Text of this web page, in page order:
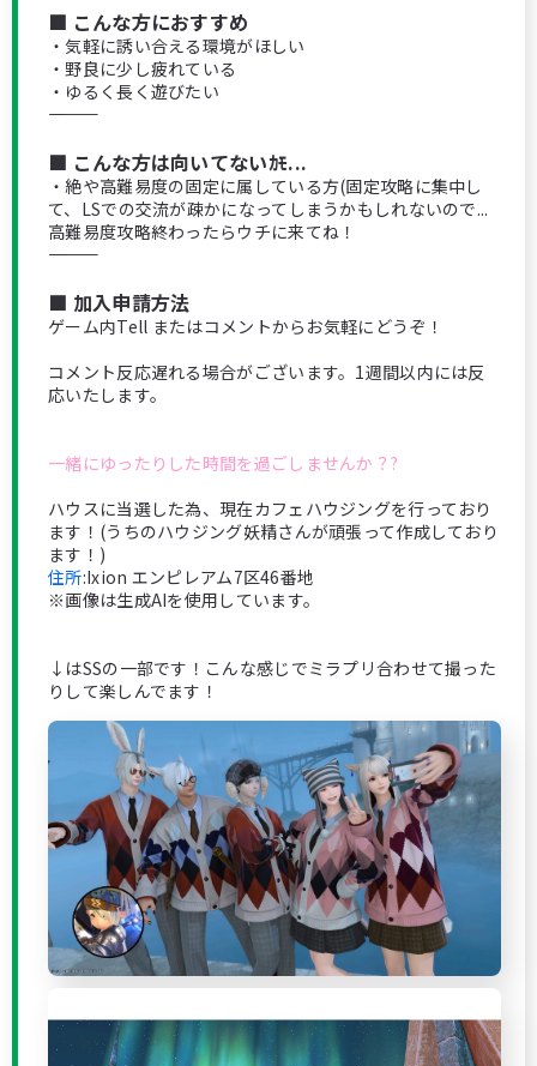
■ こんな方におすすめ
・気軽に誘い合える環境がほしい
・野良に少し疲れている
・ゆるく長く遊びたい
――――――――――
■ こんな方は向いてないｶﾓ...
・絶や高難易度の固定に属している方(固定攻略に集中し
て、LSでの交流が疎かになってしまうかもしれないので...
高難易度攻略終わったらウチに来てね！
――――――――――
■ 加入申請方法
ゲーム内Tell またはコメントからお気軽にどうぞ！
コメント反応遅れる場合がございます。1週間以内には反
応いたします。
一緒にゆったりした時間を過ごしませんか？?
ハウスに当選した為、現在カフェハウジングを行っており
ます！(うちのハウジング妖精さんが頑張って作成しており
ます！)
住所:Ixion エンピレアム7区46番地
※画像は生成AIを使用しています。
↓はSSの一部です！こんな感じでミラプリ合わせて撮った
りして楽しんでます！